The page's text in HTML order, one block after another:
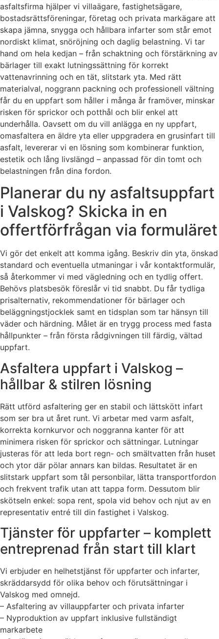
asfaltsfirma hjälper vi villaägare, fastighetsägare,
bostadsrättsföreningar, företag och privata markägare att
skapa jämna, snygga och hållbara infarter som står emot
nordiskt klimat, snöröjning och daglig belastning. Vi tar
hand om hela kedjan – från schaktning och förstärkning av
bärlager till exakt lutningssättning för korrekt
vattenavrinning och en tät, slitstark yta. Med rätt
materialval, noggrann packning och professionell vältning
får du en uppfart som håller i många år framöver, minskar
risken för sprickor och potthål och blir enkel att
underhålla. Oavsett om du vill anlägga en ny uppfart,
omasfaltera en äldre yta eller uppgradera en grusinfart till
asfalt, levererar vi en lösning som kombinerar funktion,
estetik och lång livslängd – anpassad för din tomt och
belastningen från dina fordon.
Planerar du ny asfaltsuppfart
i Valskog? Skicka in en
offertförfrågan via formuläret
Vi gör det enkelt att komma igång. Beskriv din yta, önskad
standard och eventuella utmaningar i vår kontaktformulär,
så återkommer vi med vägledning och en tydlig offert.
Behövs platsbesök föreslår vi tid snabbt. Du får tydliga
prisalternativ, rekommendationer för bärlager och
beläggningstjocklek samt en tidsplan som tar hänsyn till
väder och härdning. Målet är en trygg process med fasta
hållpunkter – från första rådgivningen till färdig, vältad
uppfart.
Asfaltera uppfart i Valskog –
hållbar & stilren lösning
Rätt utförd asfaltering ger en stabil och lättskött infart
som ser bra ut året runt. Vi arbetar med varm asfalt,
korrekta kornkurvor och noggranna kanter för att
minimera risken för sprickor och sättningar. Lutningar
justeras för att leda bort regn- och smältvatten från huset
och ytor där pölar annars kan bildas. Resultatet är en
slitstark uppfart som tål personbilar, lätta transportfordon
och frekvent trafik utan att tappa form. Dessutom blir
skötseln enkel: sopa rent, spola vid behov och njut av en
representativ entré till din fastighet i Valskog.
Tjänster för uppfarter – komplett
entreprenad från start till klart
Vi erbjuder en helhetstjänst för uppfarter och infarter,
skräddarsydd för olika behov och förutsättningar i
Valskog med omnejd.
– Asfaltering av villauppfarter och privata infarter
– Nyproduktion av uppfart inklusive fullständigt
markarbete